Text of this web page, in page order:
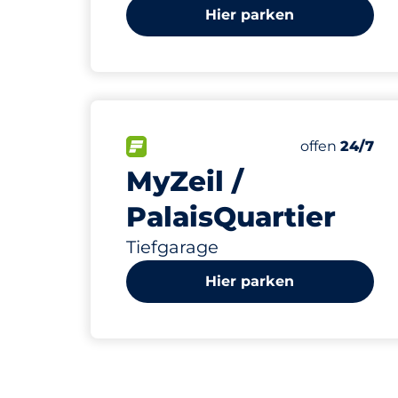
Hier parken
MyZeil /
PalaisQuartier
Tiefgarage
FLOW verfügbar&nbspAnzahl der
Stellplätze
offen 24/7
Hier parken